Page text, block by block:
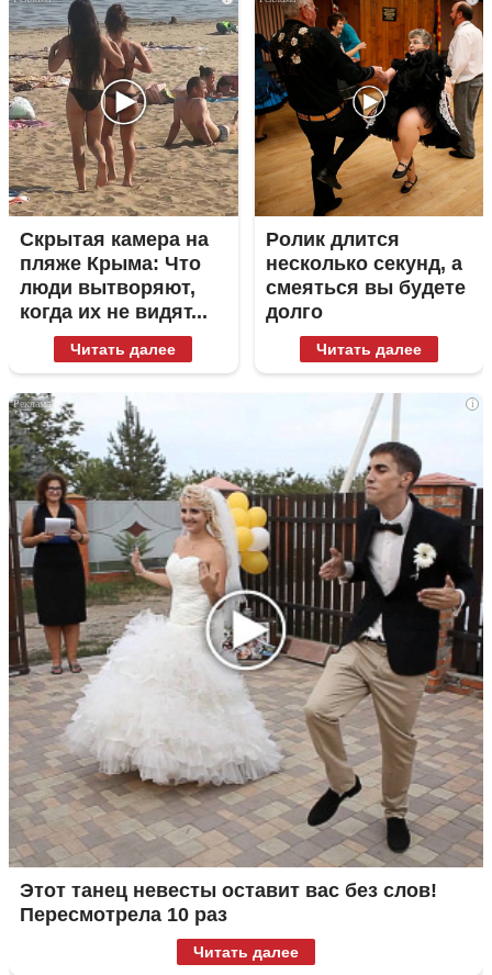
Скрытая камера на
пляже Крыма: Что
люди вытворяют,
когда их не видят...
Читать далее
Ролик длится
несколько секунд, а
смеяться вы будете
долго
Читать далее
i
Этот танец невесты оставит вас без слов!
Пересмотрела 10 раз
Читать далее